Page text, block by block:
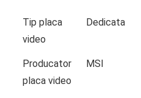
Tip placa
video
Dedicata
Producator
placa video
MSI